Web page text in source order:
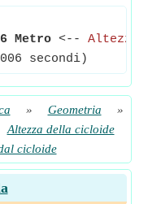
Metro <-- Altezza
secondi)
» Geometria
»
Altezza della cicloide
cicloide